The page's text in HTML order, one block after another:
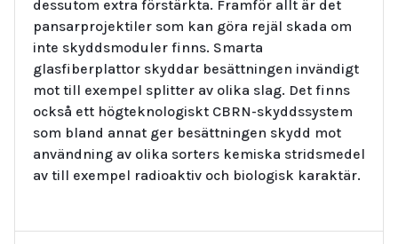
dessutom extra förstärkta. Framför allt är det
pansarprojektiler som kan göra rejäl skada om
inte skyddsmoduler finns. Smarta
glasfiberplattor skyddar besättningen invändigt
mot till exempel splitter av olika slag. Det finns
också ett högteknologiskt CBRN-skyddssystem
som bland annat ger besättningen skydd mot
användning av olika sorters kemiska stridsmedel
av till exempel radioaktiv och biologisk karaktär.